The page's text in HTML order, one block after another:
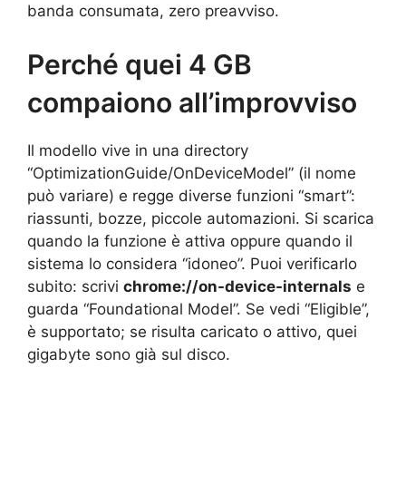
banda consumata, zero preavviso.
Perché quei 4 GB
compaiono all’improvviso
Il modello vive in una directory
“OptimizationGuide/OnDeviceModel” (il nome
può variare) e regge diverse funzioni “smart”:
riassunti, bozze, piccole automazioni. Si scarica
quando la funzione è attiva oppure quando il
sistema lo considera “idoneo”. Puoi verificarlo
subito: scrivi chrome://on-device-internals e
guarda “Foundational Model”. Se vedi “Eligible”,
è supportato; se risulta caricato o attivo, quei
gigabyte sono già sul disco.